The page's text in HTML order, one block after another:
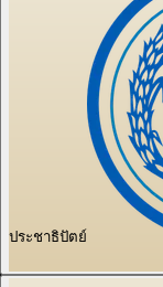
ประชาธิปัตย์